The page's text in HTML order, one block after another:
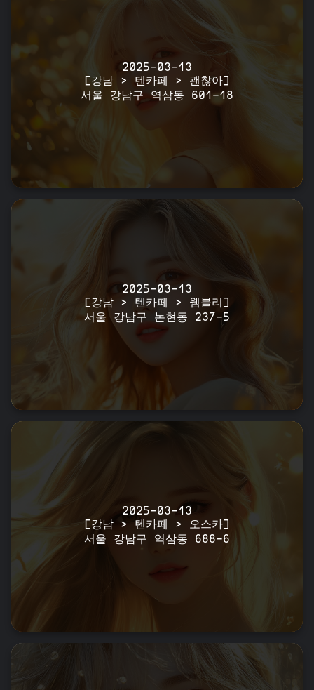
2025-03-13
[강남 > 텐카페 > 괜찮아]
서울 강남구 역삼동 601-18
2025-03-13
[강남 > 텐카페 > 웸블리]
서울 강남구 논현동 237-5
2025-03-13
[강남 > 텐카페 > 오스카]
서울 강남구 역삼동 688-6